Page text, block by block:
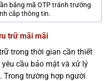
bằng mã OTP tránh trường
cắp thông tin.
trữ mãi mãi
trong thời gian cần thiết
cầu bảo mật và xử lý
Trong trường hợp người